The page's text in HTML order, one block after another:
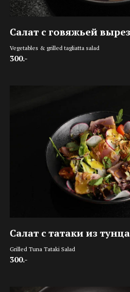
Салат с говяжьей
Vegetables & grilled tagliatta salad
300.-
Салат с татаки из
Grilled Tuna Tataki Salad
300.-